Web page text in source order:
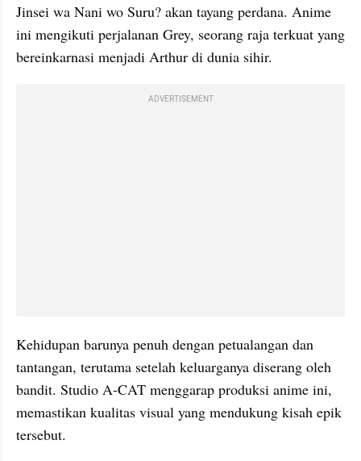
Jinsei wa Nani wo Suru? akan tayang perdana. Anime
ini mengikuti perjalanan Grey, seorang raja terkuat yang
bereinkarnasi menjadi Arthur di dunia sihir.
ADVERTISEMENT
Kehidupan barunya penuh dengan petualangan dan
tantangan, terutama setelah keluarganya diserang oleh
bandit. Studio A-CAT menggarap produksi anime ini,
memastikan kualitas visual yang mendukung kisah epik
tersebut.